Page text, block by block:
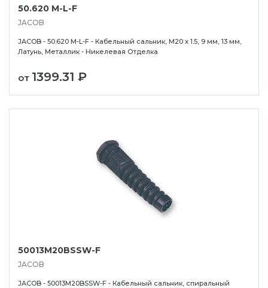
50.620 M-L-F
JACOB
JACOB - 50.620 M-L-F - Кабельный сальник, M20 x 1.5, 9 мм, 13 мм,
Латунь, Металлик - Никелевая Отделка
от 1399.31 ₽
50013M20BSSW-F
JACOB
JACOB - 50013M20BSSW-F - Кабельный сальник, спиральный